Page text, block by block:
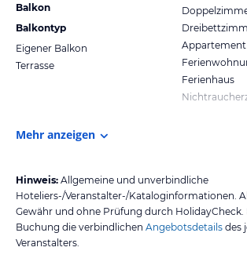
Balkon
Balkontyp
Eigener Balkon
Terrasse
Appartement
Ferienhaus
Mehr anzeigen
Hinweis: Allgemeine und unverbindliche
Hoteliers-/Veranstalter-/Kataloginformationen.
Gewähr und ohne Prüfung durch HolidayCheck.
Buchung die verbindlichen Angebotsdetails des
Veranstalters.